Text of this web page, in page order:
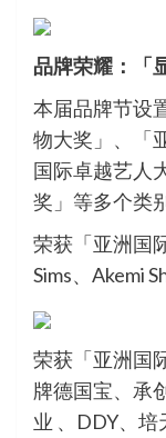
品牌荣耀：「
本届品牌节设
物大奖」、「
国际卓越艺人
奖」等多个类
荣获「亚洲国
Sims、Akemi
荣获「亚洲国
牌德国宝、承
业 、DDY、培